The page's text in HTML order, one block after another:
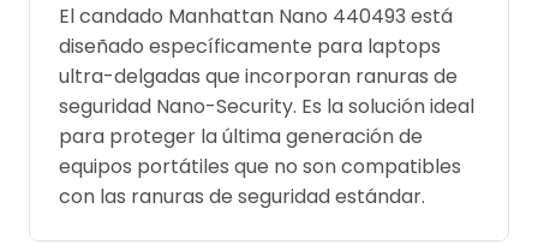
El candado Manhattan Nano 440493 está
diseñado específicamente para laptops
ultra-delgadas que incorporan ranuras de
seguridad Nano-Security. Es la solución ideal
para proteger la última generación de
equipos portátiles que no son compatibles
con las ranuras de seguridad estándar.